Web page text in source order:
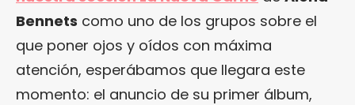
Bennets como uno de los grupos sobre el
que poner ojos y oídos con máxima
atención, esperábamos que llegara este
momento: el anuncio de su primer álbum,